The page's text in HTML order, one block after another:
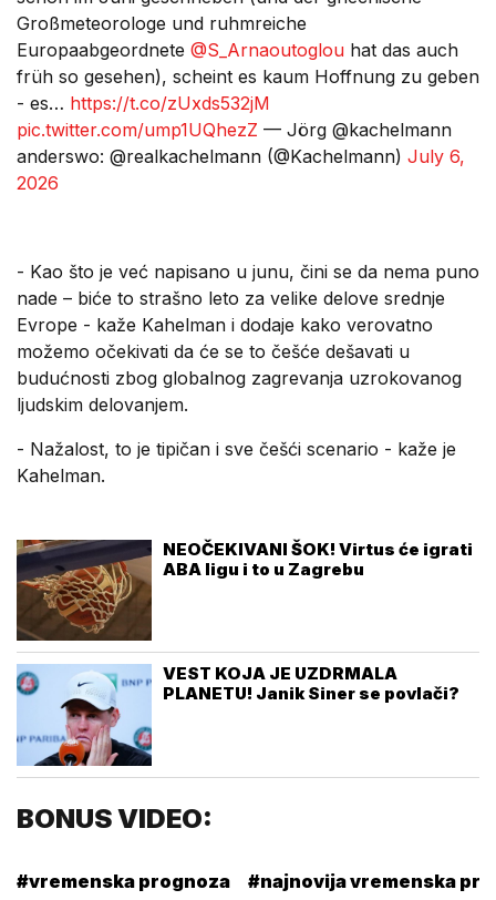
Großmeteorologe und ruhmreiche
Europaabgeordnete @S_Arnaoutoglou hat das auch
früh so gesehen), scheint es kaum Hoffnung zu geben
- es… https://t.co/zUxds532jM
pic.twitter.com/ump1UQhezZ — Jörg @kachelmann
anderswo: @realkachelmann (@Kachelmann) July 6,
2026
- Kao što je već napisano u junu, čini se da nema puno
nade – biće to strašno leto za velike delove srednje
Evrope - kaže Kahelman i dodaje kako verovatno
možemo očekivati da će se to češće dešavati u
budućnosti zbog globalnog zagrevanja uzrokovanog
ljudskim delovanjem.
- Nažalost, to je tipičan i sve češći scenario - kaže je
Kahelman.
NEOČEKIVANI ŠOK! Virtus će igrati
ABA ligu i to u Zagrebu
VEST KOJA JE UZDRMALA
PLANETU! Janik Siner se povlači?
BONUS VIDEO:
#vremenska prognoza #najnovija vremenska